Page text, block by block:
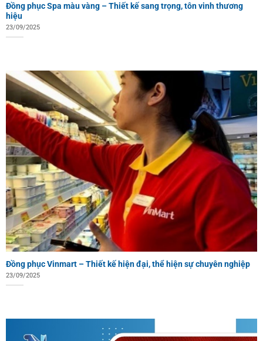
Đồng phục Spa màu vàng – Thiết kế sang trọng, tôn vinh thương
hiệu
23/09/2025
Đồng phục Vinmart – Thiết kế hiện đại, thể hiện sự chuyên nghiệp
23/09/2025